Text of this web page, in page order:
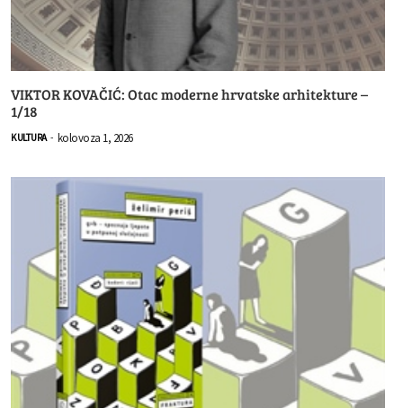
VIKTOR KOVAČIĆ: Otac moderne hrvatske arhitekture –
1/18
KULTURA - kolovoza 1, 2026